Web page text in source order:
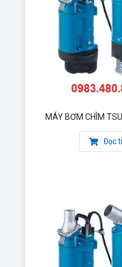
Hãng sản xuất:
Thân bơm có chữ
Có bộ phận nâng
tuổi thọ máy bơm)
Miễn phí vận chuyển
Hình ảnh thực tế sản
MÁY BƠM CHÌM
Đọc